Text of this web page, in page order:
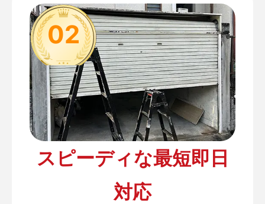
02
スピーディな最短即日
対応